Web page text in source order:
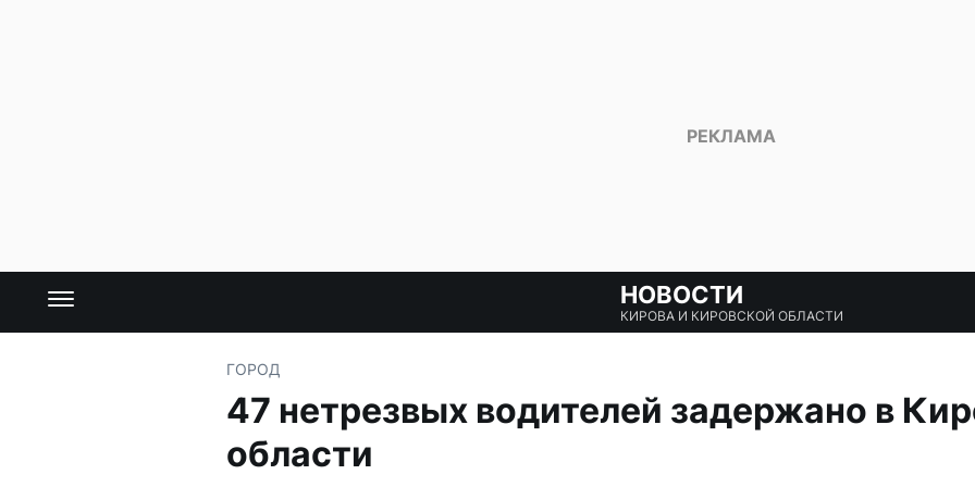
НОВОСТИ
КИРОВА И КИРОВСКОЙ ОБЛАСТИ
ГОРОД
47 нетрезвых водителей задержано в
области